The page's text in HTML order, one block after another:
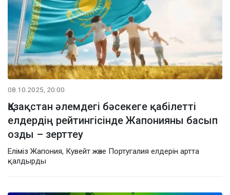
08.10.2025, 20:00
Қазақстан әлемдегі бәсекеге қабілетті
елдердің рейтингісінде Жапонияны басып
озды – зерттеу
Еліміз Жапония, Кувейт және Португалия елдерін артта
қалдырды